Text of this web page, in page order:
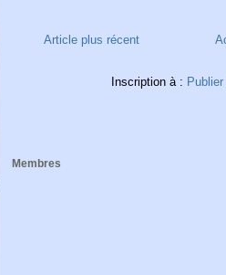
Article plus récent
Inscription à :
Membres